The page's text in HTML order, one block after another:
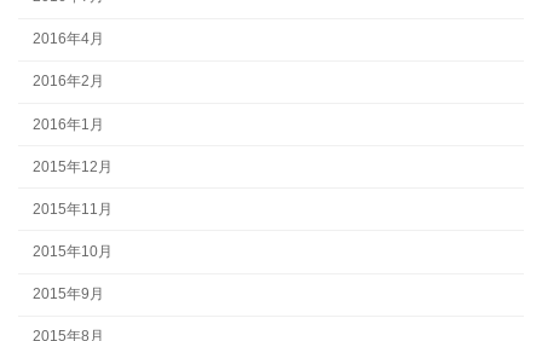
2016年4月
2016年2月
2016年1月
2015年12月
2015年11月
2015年10月
2015年9月
2015年8月